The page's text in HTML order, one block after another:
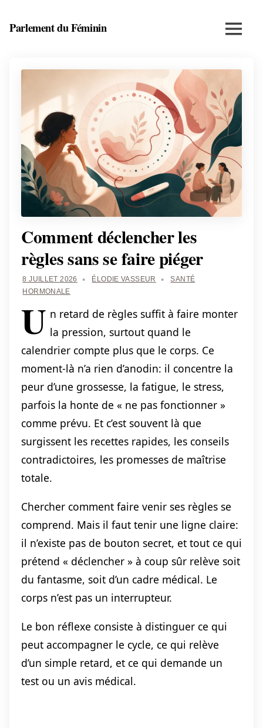
Parlement du Féminin
bien-
entrepreneuriat
féminin
Menu
Comment déclencher les
règles sans se faire piéger
8 JUILLET 2026 ÉLODIE VASSEUR
SANTÉ
HORMONALE
U n retard de règles suffit à faire monter
la pression, surtout quand le
calendrier compte plus que le corps. Ce
moment-là n’a rien d’anodin: il concentre la
peur d’une grossesse, la fatigue, le stress,
parfois la honte de « ne pas fonctionner »
comme prévu. Et c’est souvent là que
surgissent les recettes rapides, les conseils
contradictoires, les promesses de maîtrise
totale.
Chercher comment faire venir ses règles se
comprend. Mais il faut tenir une ligne claire:
il n’existe pas de bouton secret, et tout ce qui
prétend « déclencher » à coup sûr relève soit
du fantasme, soit d’un cadre médical. Le
corps n’est pas un interrupteur.
Le bon réflexe consiste à distinguer ce qui
peut accompagner le cycle, ce qui relève
d’un simple retard, et ce qui demande un
test ou un avis médical.